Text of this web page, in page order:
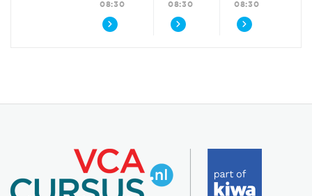
08:30 08:30 08:30